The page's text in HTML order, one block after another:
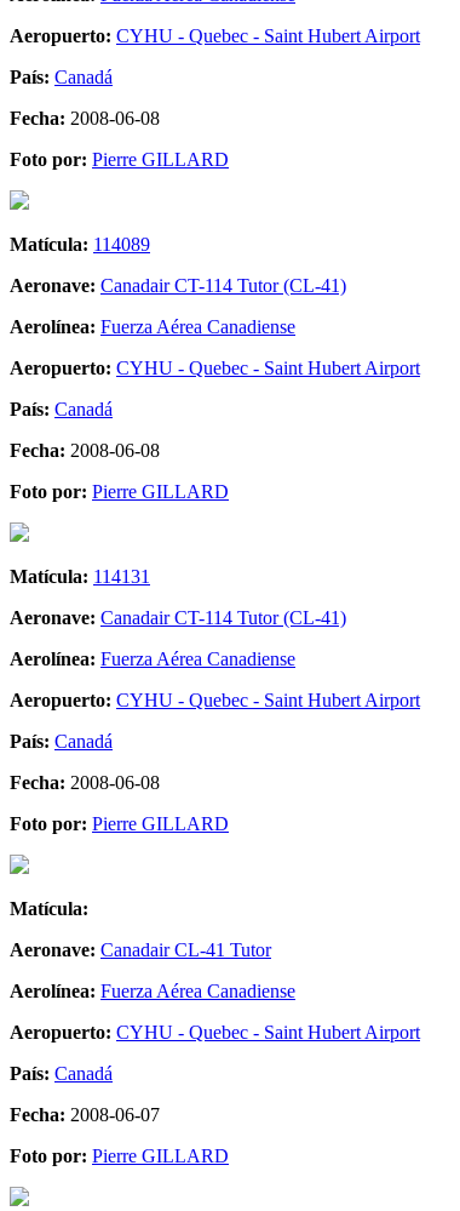
Aeropuerto: CYHU - Quebec - Saint Hubert Airport
País: Canadá
Fecha: 2008-06-08
Foto por: Pierre GILLARD
Matícula: 114089
Aeronave: Canadair CT-114 Tutor (CL-41)
Aerolínea: Fuerza Aérea Canadiense
Aeropuerto: CYHU - Quebec - Saint Hubert Airport
País: Canadá
Fecha: 2008-06-08
Foto por: Pierre GILLARD
Matícula: 114131
Aeronave: Canadair CT-114 Tutor (CL-41)
Aerolínea: Fuerza Aérea Canadiense
Aeropuerto: CYHU - Quebec - Saint Hubert Airport
País: Canadá
Fecha: 2008-06-08
Foto por: Pierre GILLARD
Matícula:
Aeronave: Canadair CL-41 Tutor
Aerolínea: Fuerza Aérea Canadiense
Aeropuerto: CYHU - Quebec - Saint Hubert Airport
País: Canadá
Fecha: 2008-06-07
Foto por: Pierre GILLARD